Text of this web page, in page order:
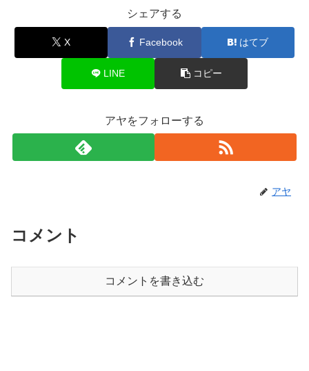
シェアする
X Facebook はてブ
LINE コピー
アヤをフォローする
アヤ
コメント
コメントを書き込む